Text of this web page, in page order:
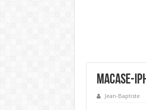
macase-
Jean-Baptiste